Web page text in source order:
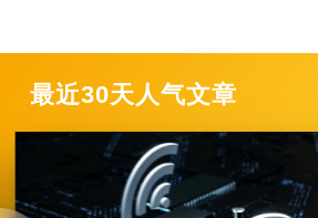
最近30天人气文章